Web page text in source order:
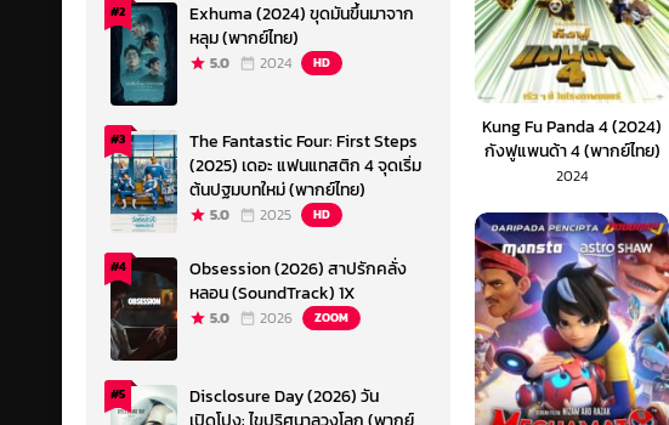
Kung Fu Panda 4 (2024)
กังฟูแพนด้า 4 (พากย์ไทย)
2024
#2
Exhuma (2024) ขุดมันขึ้นมาจาก
หลุม (พากย์ไทย)
5.0 2024 HD
#3
The Fantastic Four: First Steps
(2025) เดอะ แฟนแทสติก 4 จุดเริ่ม
ต้นปฐมบทใหม่ (พากย์ไทย)
5.0 2025 HD
#4
Obsession (2026) สาปรักคลั่ง
หลอน (SoundTrack) 1X
5.0 2026 ZOOM
#5
Disclosure Day (2026) วัน